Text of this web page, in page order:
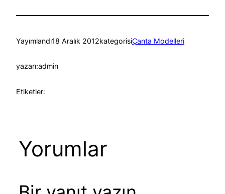
Yayımlandı18 Aralık 2012kategorisiÇanta Modelleri
yazarı:admin
Etiketler:
Yorumlar